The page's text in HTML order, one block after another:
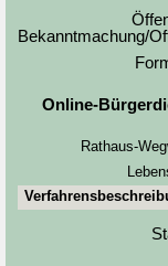
Bekanntmachung/
Online-
Rathaus-